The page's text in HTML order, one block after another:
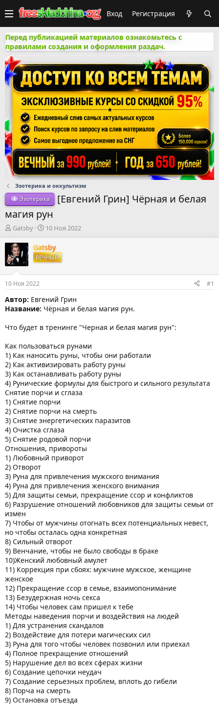
Вход Регистрация
Перед публикацией материалов ознакомьтесь с
правилами создания и оформления раздач.
Эзотерика и оккультизм
Эзотерика
[Евгений Грин] Чёрная и белая
магия рун
А
т
о
р
т
е
м
ы
Gatsby
Д
т
а
н
а
л
а
10 Ноя 2022
Gatsby
ВЕЧНЫЙ
10 Ноя 2022 #1
Автор: Евгений Грин
Название: Чёрная и белая магия рун.
Что будет в тренинге "Черная и белая магия рун":
Как пользоваться рунами
1) Как наносить руны, чтобы они работали
2) Как активизировать работу руны
3) Как останавливать работу руны
4) Рунические формулы для быстрого и сильного результата
Снятие порчи и сглаза
1) Снятие порчи
2) Снятие порчи на смерть
3) Снятие энергетических паразитов
4) Очистка сглаза
5) Снятие родовой порчи
Отношения, привороты
1) Любовный приворот
2) Отворот
3) Руна для привлечения мужского внимания
4) Руна для привлечения женского внимания
5) Для защиты семьи, прекращение ссор и конфликтов
6) Разрушение отношений любовников для защиты семьи от
измен
7) Чтобы от мужчины отогнать всех потенциальных невест,
но чтобы осталась одна конкретная
8) Сильный отворот
9) Венчание, чтобы не было свободы в браке
10)Женский любовный амулет
11) Коррекция при сбоях: мужчине мужское, женщине
женское
12) Прекращение ссор в семье, взаимопонимание
13) Безудержная ночь секса
14) Чтобы человек сам пришел к тебе
Методы наведения порчи и воздействия на людей
1) Для устранения скандалов
2) Воздействие для потери магических сил
3) Руна для того чтобы человек позвонил или приехал
4) Полное прекращение отношений
5) Нарушение дел во всех сферах жизни
6) Создание цепочки неудач
7) Создание серьезных проблем, вплоть до гибели
8) Порча на смерть
9) Остановка отъезда